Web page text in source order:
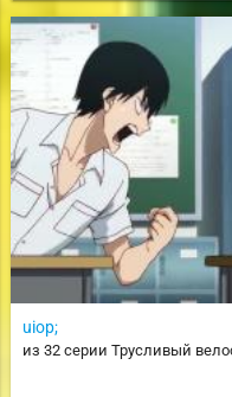
uiop;
из 32 серии Трусливый